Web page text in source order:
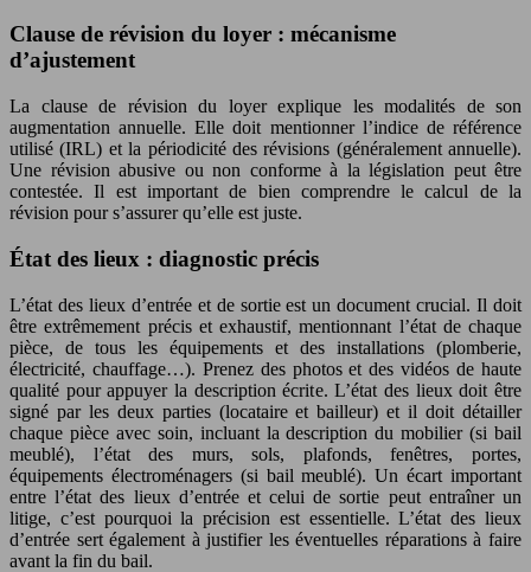
Clause de révision du loyer : mécanisme
d’ajustement
La clause de révision du loyer explique les modalités de son
augmentation annuelle. Elle doit mentionner l’indice de référence
utilisé (IRL) et la périodicité des révisions (généralement annuelle).
Une révision abusive ou non conforme à la législation peut être
contestée. Il est important de bien comprendre le calcul de la
révision pour s’assurer qu’elle est juste.
État des lieux : diagnostic précis
L’état des lieux d’entrée et de sortie est un document crucial. Il doit
être extrêmement précis et exhaustif, mentionnant l’état de chaque
pièce, de tous les équipements et des installations (plomberie,
électricité, chauffage…). Prenez des photos et des vidéos de haute
qualité pour appuyer la description écrite. L’état des lieux doit être
signé par les deux parties (locataire et bailleur) et il doit détailler
chaque pièce avec soin, incluant la description du mobilier (si bail
meublé), l’état des murs, sols, plafonds, fenêtres, portes,
équipements électroménagers (si bail meublé). Un écart important
entre l’état des lieux d’entrée et celui de sortie peut entraîner un
litige, c’est pourquoi la précision est essentielle. L’état des lieux
d’entrée sert également à justifier les éventuelles réparations à faire
avant la fin du bail.